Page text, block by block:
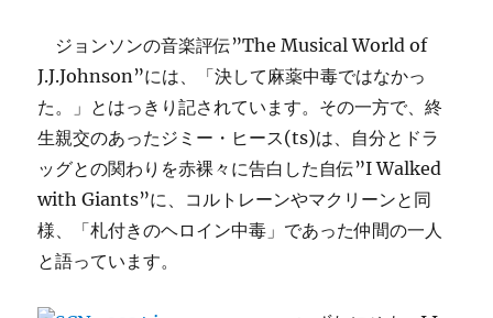
ジョンソンの音楽評伝”The Musical World of
J.J.Johnson”には、「決して麻薬中毒ではなかっ
た。」とはっきり記されています。その一方で、終
生親交のあったジミー・ヒース(ts)は、自分とドラ
ッグとの関わりを赤裸々に告白した自伝”I Walked
with Giants”に、コルトレーンやマクリーンと同
様、「札付きのヘロイン中毒」であった仲間の一人
と語っています。